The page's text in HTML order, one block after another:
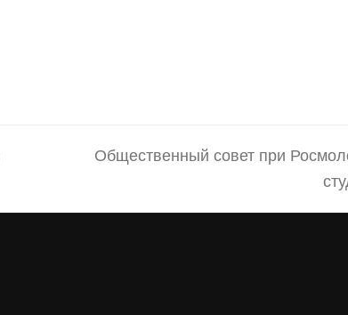
next
Общественный совет при